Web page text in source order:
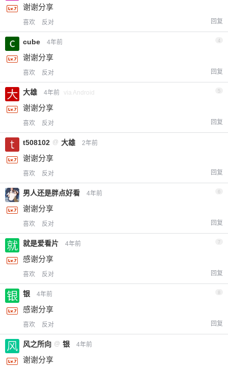
谢谢分享
喜欢 反对 回复
cube 4年前 4
谢谢分享
喜欢 反对 回复
大雄 4年前 via Android 5
谢谢分享
喜欢 反对 回复
t508102 @ 大雄 2年前
谢谢分享
喜欢 反对 回复
男人还是胖点好看 4年前 6
谢谢分享
喜欢 反对 回复
就是爱看片 4年前 7
感谢分享
喜欢 反对 回复
银 4年前
感谢分享
喜欢 反对 回复
风之所向 @ 银 4年前
谢谢分享